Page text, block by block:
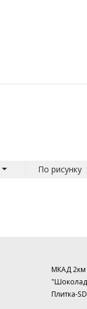
По рисунку
МКАД 2км
Плитка-